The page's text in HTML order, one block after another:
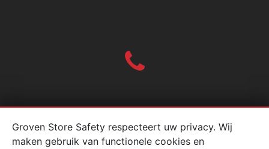
Groven Store Safety respecteert uw privacy. Wij
maken gebruik van functionele cookies en